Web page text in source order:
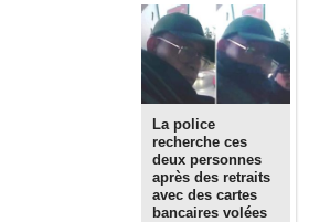
La police
recherche ces
deux personnes
après des retraits
avec des cartes
bancaires volées